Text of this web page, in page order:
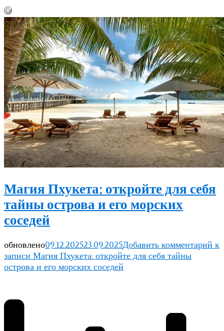
Магия Пхукета: откройте для себя
тайны острова и его морских
соседей
обновлено09.12.202523.09.2025Добавить комментарий к
записи Магия Пхукета: откройте для себя тайны
острова и его морских соседей